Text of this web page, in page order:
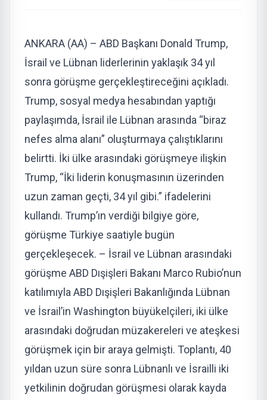
ANKARA (AA) – ABD Başkanı Donald Trump,
İsrail ve Lübnan liderlerinin yaklaşık 34 yıl
sonra görüşme gerçekleştireceğini açıkladı.
Trump, sosyal medya hesabından yaptığı
paylaşımda, İsrail ile Lübnan arasında “biraz
nefes alma alanı” oluşturmaya çalıştıklarını
belirtti. İki ülke arasındaki görüşmeye ilişkin
Trump, “İki liderin konuşmasının üzerinden
uzun zaman geçti, 34 yıl gibi.” ifadelerini
kullandı. Trump’ın verdiği bilgiye göre,
görüşme Türkiye saatiyle bugün
gerçekleşecek. – İsrail ve Lübnan arasındaki
görüşme ABD Dışişleri Bakanı Marco Rubio’nun
katılımıyla ABD Dışişleri Bakanlığında Lübnan
ve İsrail’in Washington büyükelçileri, iki ülke
arasındaki doğrudan müzakereleri ve ateşkesi
görüşmek için bir araya gelmişti. Toplantı, 40
yıldan uzun süre sonra Lübnanlı ve İsrailli iki
yetkilinin doğrudan görüşmesi olarak kayda